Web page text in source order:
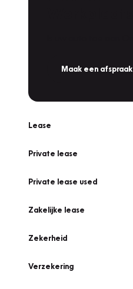
Maak een afspraak
Lease
Private lease
Private lease used
Zakelijke lease
Zekerheid
Verzekering